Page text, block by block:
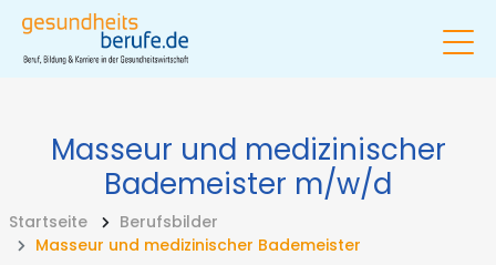
Masseur und medizinischer
Bademeister m/w/d
Startseite
Berufsbilder
Masseur und medizinischer Bademeister